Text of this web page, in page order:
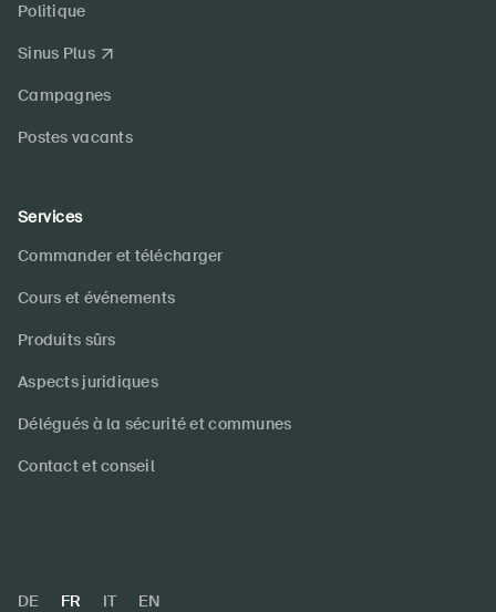
Politique
Sinus Plus
Campagnes
Postes vacants
Services
Commander et télécharger
Cours et événements
Produits sûrs
Aspects juridiques
Délégués à la sécurité et communes
Contact et conseil
DE FR IT EN